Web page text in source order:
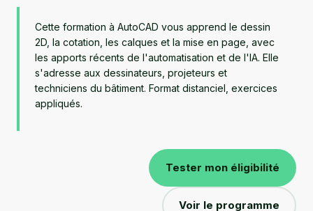
Cette formation à AutoCAD vous apprend le dessin
2D, la cotation, les calques et la mise en page, avec
les apports récents de l'automatisation et de l'IA. Elle
s'adresse aux dessinateurs, projeteurs et
techniciens du bâtiment. Format distanciel, exercices
appliqués.
Tester mon éligibilité
Voir le programme